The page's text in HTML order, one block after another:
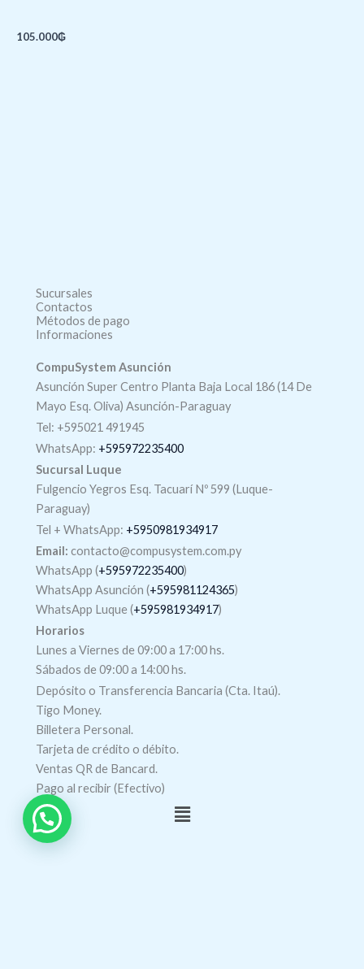
105.000₲
Sucursales
Contactos
Métodos de pago
Informaciones
CompuSystem Asunción
Asunción Super Centro Planta Baja Local 186 (14 De
Mayo Esq. Oliva) Asunción-Paraguay
Tel: +595021 491945
WhatsApp: +595972235400
Sucursal Luque
Fulgencio Yegros Esq. Tacuarí Nº 599 (Luque-
Paraguay)
Tel + WhatsApp: +5950981934917
Email: contacto@compusystem.com.py
WhatsApp (+595972235400)
WhatsApp Asunción (+595981124365)
WhatsApp Luque (+595981934917)
Horarios
Lunes a Viernes de 09:00 a 17:00 hs.
Sábados de 09:00 a 14:00 hs.
Depósito o Transferencia Bancaria (Cta. Itaú).
Tigo Money.
Billetera Personal.
Tarjeta de crédito o débito.
Ventas QR de Bancard.
Pago al recibir (Efectivo)
Menú